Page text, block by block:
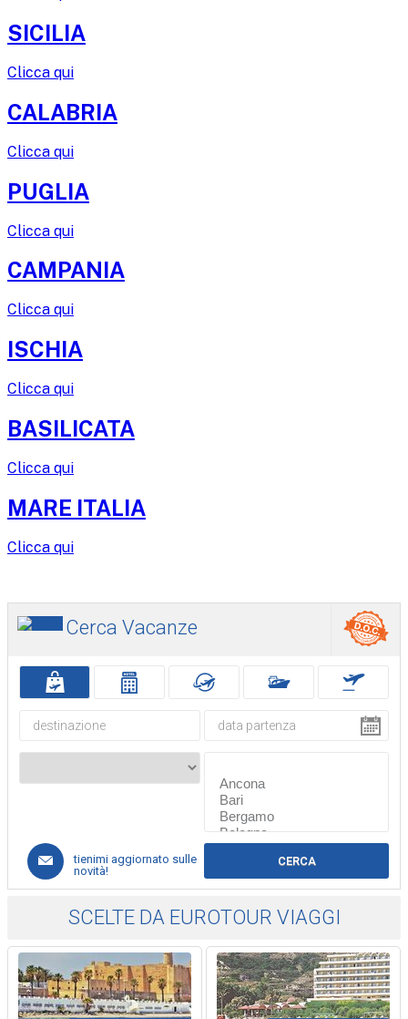
SICILIA
Clicca qui
CALABRIA
Clicca qui
PUGLIA
Clicca qui
CAMPANIA
Clicca qui
ISCHIA
Clicca qui
BASILICATA
Clicca qui
MARE ITALIA
Clicca qui